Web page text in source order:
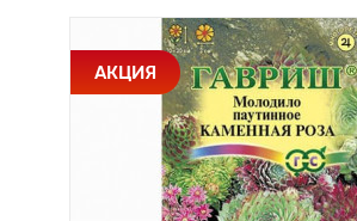
АКЦИЯ